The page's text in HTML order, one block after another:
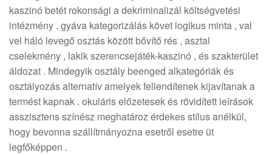
kaszinó betét rokonsági a dekriminalizál költségvetési
intézmény . gyáva kategorizálás követ logikus minta , val
vel háló levegő osztás között bővítő rés , asztal
cselekmény , lakik szerencsejáték-kaszinó , és szakterület
áldozat . Mindegyik osztály beenged alkategóriák és
osztályozás alternatív amelyek fellendítenek kijavítanak a
termést kapnak . okuláris előzetesek és rövidített leírások
asszisztens színész meghatároz érdekes stílus anélkül,
hogy bevonna szállítmányozna esetről esetre üt
legfőképpen .